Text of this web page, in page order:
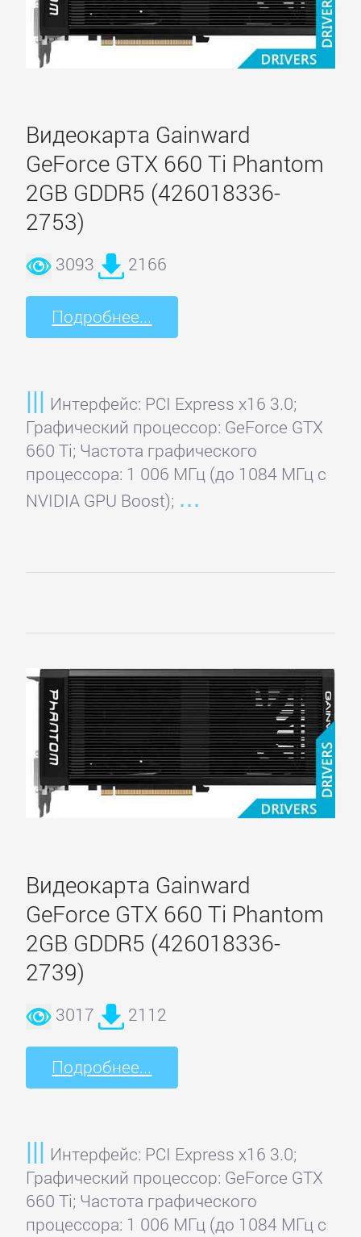
Видеокарта Gainward
GeForce GTX 660 Ti Phantom
2GB GDDR5 (426018336-
2753)
3093 2166
Подробнее...
Интерфейс: PCI Express x16 3.0;
Графический процессор: GeForce GTX
660 Ti; Частота графического
процессора: 1 006 МГц (до 1084 МГц с
NVIDIA GPU Boost);
Видеокарта Gainward
GeForce GTX 660 Ti Phantom
2GB GDDR5 (426018336-
2739)
3017 2112
Подробнее...
Интерфейс: PCI Express x16 3.0;
Графический процессор: GeForce GTX
660 Ti; Частота графического
процессора: 1 006 МГц (до 1084 МГц с
Simpatio